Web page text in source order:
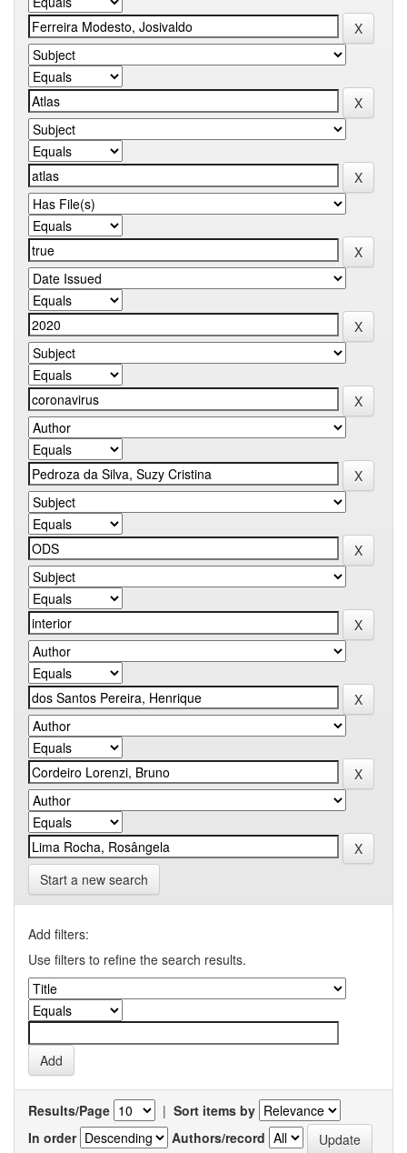
Start a new search
Add filters:
Use filters to refine the search results.
Results/Page | Sort items by
In order
Authors/record